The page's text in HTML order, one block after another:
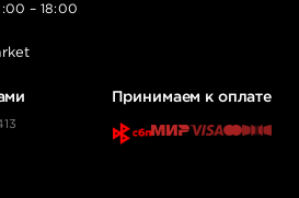
– 18:00
Принимаем к оплате